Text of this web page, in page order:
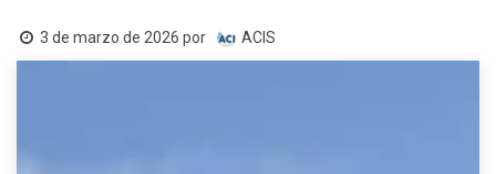
3 de marzo de 2026 por ACIS